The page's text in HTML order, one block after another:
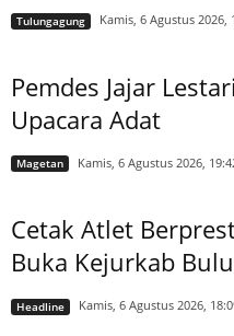
Tulungagung Kamis, 6 Agustus 2026,
Pemdes Jajar
Upacara Adat
Magetan Kamis, 6 Agustus 2026,
Cetak Atlet
Buka Kejurkab
Headline Kamis, 6 Agustus 2026,